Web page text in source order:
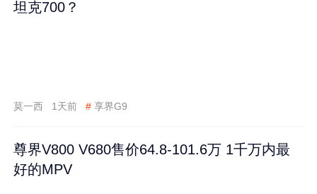
坦克700？
莫一西 1天前 # 享界G9
尊界V800 V680售价64.8-101.6万 1千万内最
好的MPV